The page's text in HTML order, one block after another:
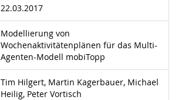
22.03.2017
Modellierung von
Wochenaktivitätenplänen für das Multi-
Agenten-Modell mobiTopp
Tim Hilgert, Martin Kagerbauer, Michael
Heilig, Peter Vortisch